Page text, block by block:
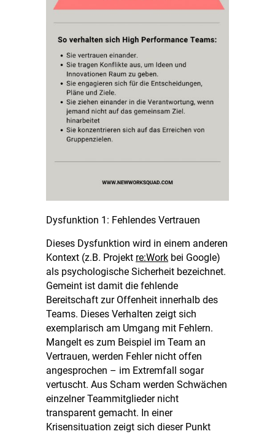
Dysfunktion 1: Fehlendes Vertrauen
Dieses Dysfunktion wird in einem anderen
Kontext (z.B. Projekt re:Work bei Google)
als psychologische Sicherheit bezeichnet.
Gemeint ist damit die fehlende
Bereitschaft zur Offenheit innerhalb des
Teams. Dieses Verhalten zeigt sich
exemplarisch am Umgang mit Fehlern.
Mangelt es zum Beispiel im Team an
Vertrauen, werden Fehler nicht offen
angesprochen – im Extremfall sogar
vertuscht. Aus Scham werden Schwächen
einzelner Teammitglieder nicht
transparent gemacht. In einer
Krisensituation zeigt sich dieser Punkt